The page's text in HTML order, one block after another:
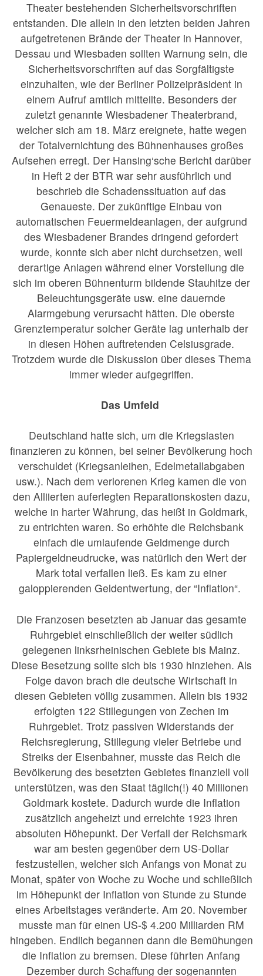
Theater bestehenden Sicherheitsvorschriften
entstanden. Die allein in den letzten beiden Jahren
aufgetretenen Brände der Theater in Hannover,
Dessau und Wiesbaden sollten Warnung sein, die
Sicherheitsvorschriften auf das Sorgfältigste
einzuhalten, wie der Berliner Polizeipräsident in
einem Aufruf amtlich mitteilte. Besonders der
zuletzt genannte Wiesbadener Theaterbrand,
welcher sich am 18. März ereignete, hatte wegen
der Totalvernichtung des Bühnenhauses großes
Aufsehen erregt. Der Hansing‘sche Bericht darüber
in Heft 2 der BTR war sehr ausführlich und
beschrieb die Schadenssituation auf das
Genaueste. Der zukünftige Einbau von
automatischen Feuermeldeanlagen, der aufgrund
des Wiesbadener Brandes dringend gefordert
wurde, konnte sich aber nicht durchsetzen, weil
derartige Anlagen während einer Vorstellung die
sich im oberen Bühnenturm bildende Stauhitze der
Beleuchtungsgeräte usw. eine dauernde
Alarmgebung verursacht hätten. Die oberste
Grenztemperatur solcher Geräte lag unterhalb der
in diesen Höhen auftretenden Celsiusgrade.
Trotzdem wurde die Diskussion über dieses Thema
immer wieder aufgegriffen.
Das Umfeld
Deutschland hatte sich, um die Kriegslasten
finanzieren zu können, bei seiner Bevölkerung hoch
verschuldet (Kriegsanleihen, Edelmetallabgaben
usw.). Nach dem verlorenen Krieg kamen die von
den Alliierten auferlegten Reparationskosten dazu,
welche in harter Währung, das heißt in Goldmark,
zu entrichten waren. So erhöhte die Reichsbank
einfach die umlaufende Geldmenge durch
Papiergeldneudrucke, was natürlich den Wert der
Mark total verfallen ließ. Es kam zu einer
galoppierenden Geldentwertung, der “Inflation“.
Die Franzosen besetzten ab Januar das gesamte
Ruhrgebiet einschließlich der weiter südlich
gelegenen linksrheinischen Gebiete bis Mainz.
Diese Besetzung sollte sich bis 1930 hinziehen. Als
Folge davon brach die deutsche Wirtschaft in
diesen Gebieten völlig zusammen. Allein bis 1932
erfolgten 122 Stillegungen von Zechen im
Ruhrgebiet. Trotz passiven Widerstands der
Reichsregierung, Stillegung vieler Betriebe und
Streiks der Eisenbahner, musste das Reich die
Bevölkerung des besetzten Gebietes finanziell voll
unterstützen, was den Staat täglich(!) 40 Millionen
Goldmark kostete. Dadurch wurde die Inflation
zusätzlich angeheizt und erreichte 1923 ihren
absoluten Höhepunkt. Der Verfall der Reichsmark
war am besten gegenüber dem US-Dollar
festzustellen, welcher sich Anfangs von Monat zu
Monat, später von Woche zu Woche und schließlich
im Höhepunkt der Inflation von Stunde zu Stunde
eines Arbeitstages veränderte. Am 20. November
musste man für einen US-$ 4.200 Milliarden RM
hingeben. Endlich begannen dann die Bemühungen
die Inflation zu bremsen. Diese führten Anfang
Dezember durch Schaffung der sogenannten